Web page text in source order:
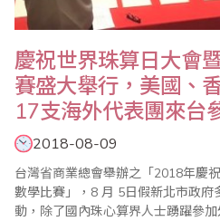
慶祝世界珠算日大會
賽盛大舉行，美國、
17支海外代表團來台
2018-08-09
台灣省商業總會舉辦之「2018年慶
數學比賽」，8 月 5日假新北市政
動，除了國內珠心算界人士踴躍參